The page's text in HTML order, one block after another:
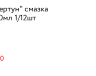
смазка
1/12шт